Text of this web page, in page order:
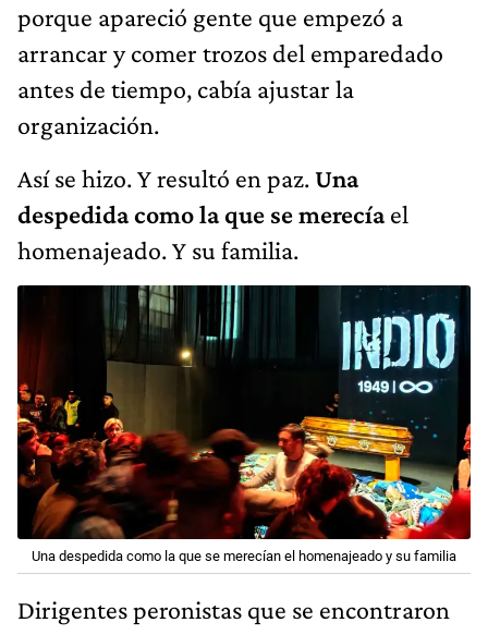
porque apareció gente que empezó a
arrancar y comer trozos del emparedado
antes de tiempo, cabía ajustar la
organización.
Así se hizo. Y resultó en paz.Una
despedida como la que se merecíael
homenajeado. Y su familia.
Una despedida como la que se merecían el homenajeado y su familia
Dirigentes peronistas que se encontraron